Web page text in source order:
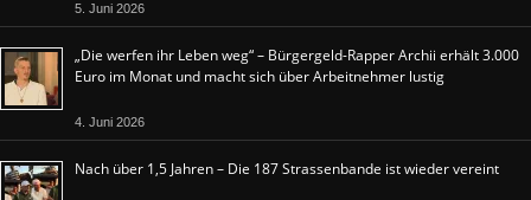
5. Juni 2026
„Die werfen ihr Leben weg“ – Bürgergeld-Rapper Archii erhält 3.000
Euro im Monat und macht sich über Arbeitnehmer lustig
4. Juni 2026
Nach über 1,5 Jahren – Die 187 Strassenbande ist wieder vereint